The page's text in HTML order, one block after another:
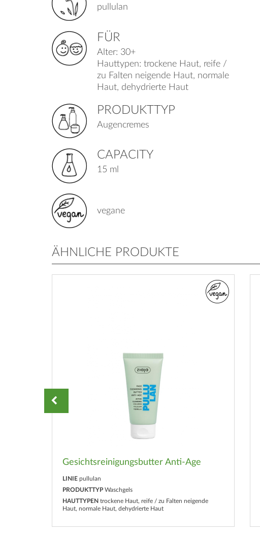
pullulan
FÜR
Alter: 30+
Hauttypen: trockene Haut, reife /
zu Falten neigende Haut, normale
Haut, dehydrierte Haut
PRODUKTTYP
Augencremes
CAPACITY
15 ml
vegane
ÄHNLICHE PRODUKTE
Gesichtsreinigungsbutter Anti-Age
LINIE pullulan
PRODUKTTYP Waschgels
HAUTTYPEN trockene Haut, reife / zu Falten neigende
Haut, normale Haut, dehydrierte Haut